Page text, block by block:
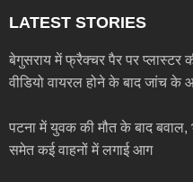
LATEST STORIES
बेगुसराय में फ्रैक्चर पैर पर प्लास्टर
वीडियो वायरल होने के बाद जांच के
पटना में युवक की मौत के बाद
समेत कई वाहनों में लगाई आग